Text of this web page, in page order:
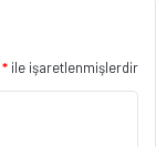
* ile işaretlenmişlerdir